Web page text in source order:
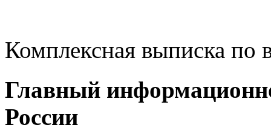
Комплексная выписка
Главный
России